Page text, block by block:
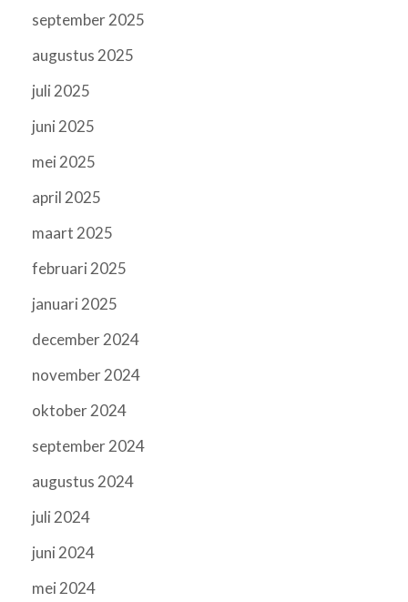
september 2025
augustus 2025
juli 2025
juni 2025
mei 2025
april 2025
maart 2025
februari 2025
januari 2025
december 2024
november 2024
oktober 2024
september 2024
augustus 2024
juli 2024
juni 2024
mei 2024